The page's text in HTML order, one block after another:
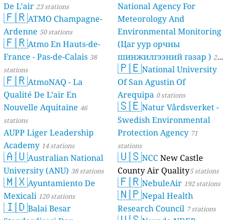
De L’air 23 stations
🇫🇷ATMO Champagne-
Ardenne 50 stations
🇫🇷Atmo En Hauts-de-
France - Pas-de-Calais 38
stations
🇫🇷AtmoNAQ - La
Qualité De L’air En
Nouvelle Aquitaine 46
stations
AUPP Liger Leadership
Academy 14 stations
🇦🇺Australian National
University (ANU) 38 stations
🇲🇽Ayuntamiento De
Mexicali 120 stations
🇮🇩Balai Besar
National Agency For
Meteorology And
Environmental Monitoring
(Цаг уур орчны
шинжилгээний газар ) 21
stations
🇵🇪National University
Of San Agustin Of
Arequipa 0 stations
🇸🇪Natur Vårdsverket -
Swedish Environmental
Protection Agency 71
stations
🇺🇸NCCNew Castle
County Air Quality5 stations
🇫🇷NebuleAir 192 stations
🇳🇵Nepal Health
Research Council 7 stations